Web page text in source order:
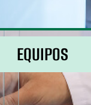
EQUIPOS